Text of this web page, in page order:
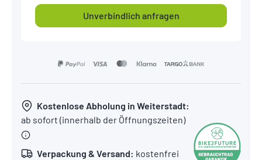
Unverbindlich anfragen
Kostenlose Abholung in Weiterstadt:
ab sofort (innerhalb der Öffnungszeiten)
Verpackung & Versand: kostenfrei